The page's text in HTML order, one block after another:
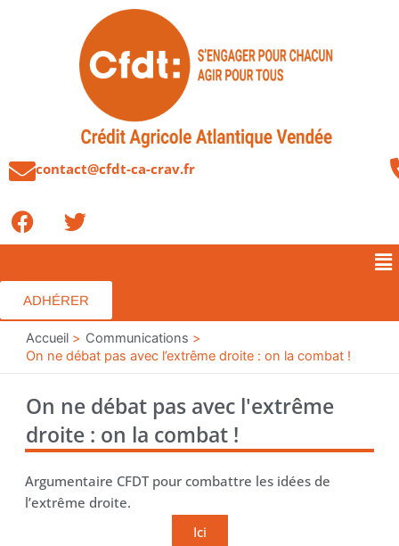
contact@cfdt-ca-crav.fr
F
a
e
b
o
o
k
T
w
t
t
e
r
ADHÉRER
Accueil
Communications
On ne débat pas avec l’extrême droite : on la combat !
On ne débat pas avec l'extrême
droite : on la combat !
Argumentaire CFDT pour combattre les idées de
l’extrême droite.
Ici